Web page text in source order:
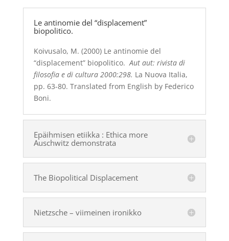
Le antinomie del “displacement”
biopolitico.
Koivusalo, M. (2000) Le antinomie del
“displacement” biopolitico. Aut aut: rivista di
filosofia e di cultura 2000:298. La Nuova Italia,
pp. 63-80. Translated from English by Federico
Boni.
Epäihmisen etiikka : Ethica more
Auschwitz demonstrata
The Biopolitical Displacement
Nietzsche – viimeinen ironikko